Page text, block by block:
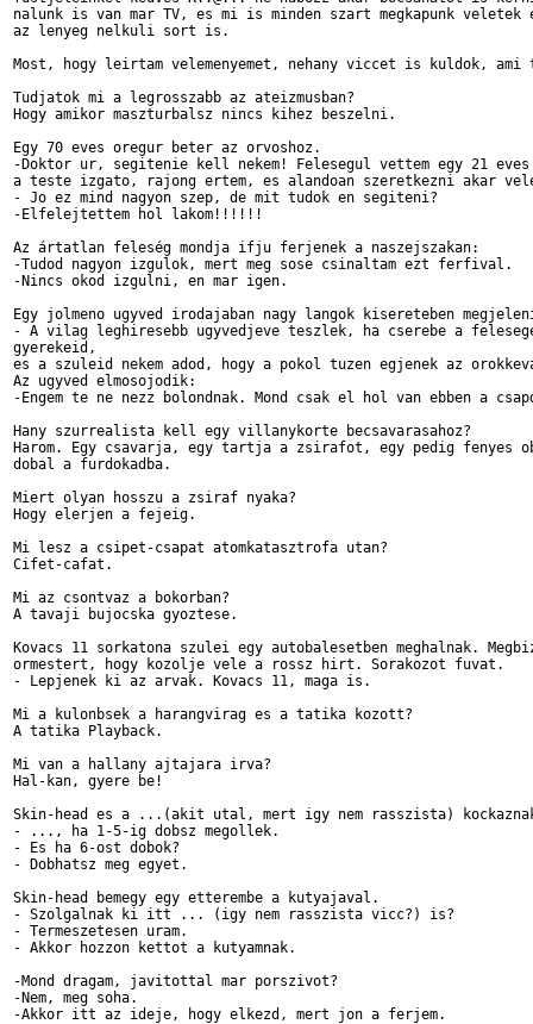
nalunk is van mar TV, es mi is minden szart megkapunk veletek
az lenyeg nelkuli sort is.
Most, hogy leirtam velemenyemet, nehany viccet is kuldok,
Tudjatok mi a legrosszabb az ateizmusban?
Hogy amikor maszturbalsz nincs kihez beszelni.
Egy 70 eves oregur beter az orvoshoz.
-Doktor ur, segitenie kell nekem! Felesegul vettem egy 21 eves
a teste izgato, rajong ertem, es alandoan szeretkezni akar
- Jo ez mind nagyon szep, de mit tudok en segiteni?
-Elfelejtettem hol lakom!!!!!!
Az ártatlan feleség mondja ifju ferjenek a naszejszakan:
-Tudod nagyon izgulok, mert meg sose csinaltam ezt ferfival.
-Nincs okod izgulni, en mar igen.
Egy jolmeno ugyved irodajaban nagy langok kisereteben
- A vilag leghiresebb ugyvedjeve teszlek, ha cserebe a
gyerekeid,
es a szuleid nekem adod, hogy a pokol tuzen egjenek az
Az ugyved elmosojodik:
-Engem te ne nezz bolondnak. Mond csak el hol van ebben a
Hany szurrealista kell egy villanykorte becsavarasahoz?
Harom. Egy csavarja, egy tartja a zsirafot, egy pedig fenyes
dobal a furdokadba.
Miert olyan hosszu a zsiraf nyaka?
Hogy elerjen a fejeig.
Mi lesz a csipet-csapat atomkatasztrofa utan?
Cifet-cafat.
Mi az csontvaz a bokorban?
A tavaji bujocska gyoztese.
Kovacs 11 sorkatona szulei egy autobalesetben meghalnak.
ormestert, hogy kozolje vele a rossz hirt. Sorakozot fuvat.
- Lepjenek ki az arvak. Kovacs 11, maga is.
Mi a kulonbsek a harangvirag es a tatika kozott?
A tatika Playback.
Mi van a hallany ajtajara irva?
Hal-kan, gyere be!
Skin-head es a ...(akit utal, mert igy nem rasszista)
- ..., ha 1-5-ig dobsz megollek.
- Es ha 6-ost dobok?
- Dobhatsz meg egyet.
Skin-head bemegy egy etterembe a kutyajaval.
- Szolgalnak ki itt ... (igy nem rasszista vicc?) is?
- Termeszetesen uram.
- Akkor hozzon kettot a kutyamnak.
-Mond dragam, javitottal mar porszivot?
-Nem, meg soha.
-Akkor itt az ideje, hogy elkezd, mert jon a ferjem.